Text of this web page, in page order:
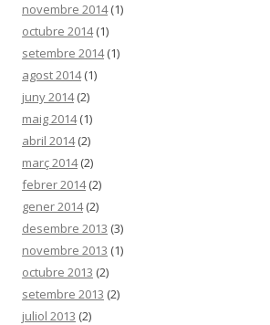
novembre 2014(1)
octubre 2014(1)
setembre 2014(1)
agost 2014(1)
juny 2014(2)
maig 2014(1)
abril 2014(2)
març 2014(2)
febrer 2014(2)
gener 2014(2)
desembre 2013 (3)
novembre 2013 (1)
octubre 2013 (2)
setembre 2013 (2)
juliol 2013 (2)